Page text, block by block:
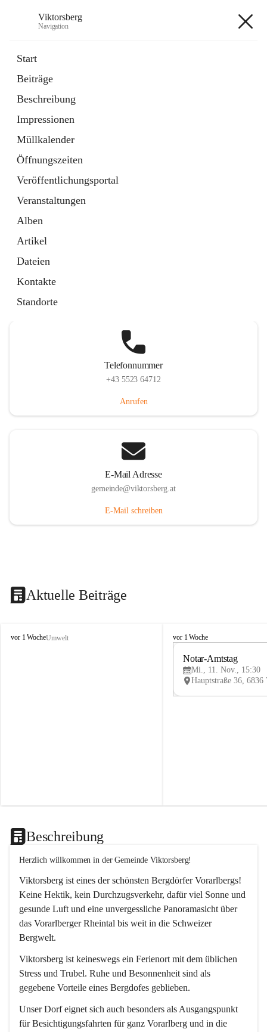
Viktorsberg
Navigation
Start
Beiträge
Beschreibung
Impressionen
Müllkalender
Öffnungszeiten
Veröffentlichungsportal
Veranstaltungen
Alben
Artikel
Dateien
Kontakte
Standorte
1 Schnellzugriff
Bürgerservice
10 Schnellzugriffe
Telefonnummer
+43 5523 64712
Anrufen
E-Mail Adresse
gemeinde@viktorsberg.at
E-Mail schreiben
Aktuelle Beiträge
V
vor 1 WocheUmwelt
V
vor 1 Woche
Notar-Amtstag
Mi., 11. Nov., 15:30
Beschreibung
Herzlich willkommen in der Gemeinde Viktorsberg!
Viktorsberg ist eines der schönsten Bergdörfer Vorarlbergs!
Keine Hektik, kein Durchzugsverkehr, dafür viel Sonne und
gesunde Luft und eine unvergessliche Panoramasicht über
das Vorarlberger Rheintal bis weit in die Schweizer
Bergwelt.
Viktorsberg ist keineswegs ein Ferienort mit dem üblichen
Stress und Trubel. Ruhe und Besonnenheit sind als
gegebene Vorteile eines Bergdofes geblieben.
Unser Dorf eignet sich auch besonders als Ausgangspunkt
für Besichtigungsfahrten für ganz Vorarlberg und in die